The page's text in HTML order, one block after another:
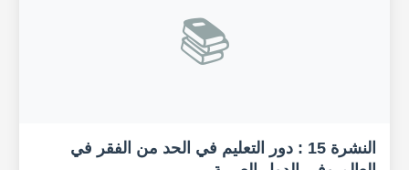
📚
النشرة 15 : دور التعليم في الحد من الفقر في